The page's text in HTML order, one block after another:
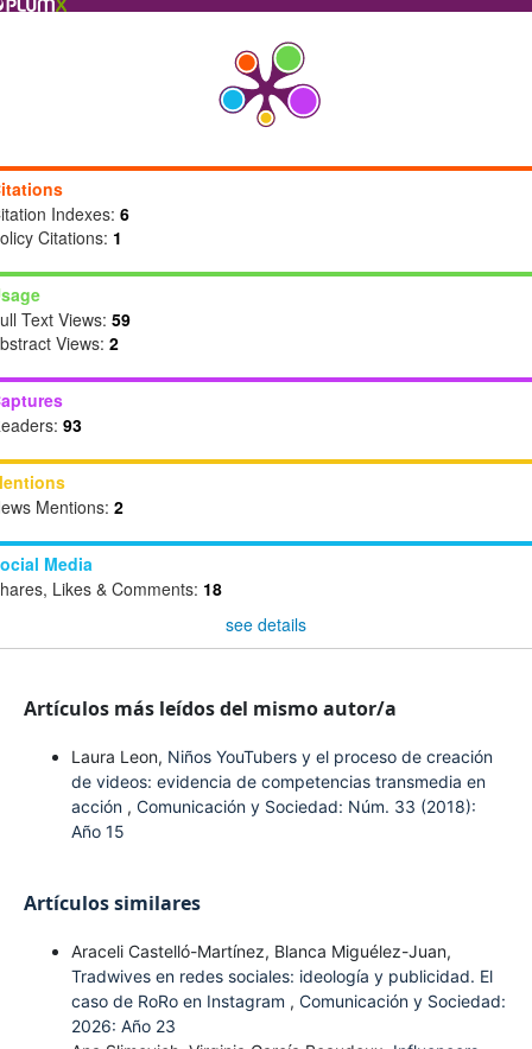
Indexes: 6
Citations: 1
Text Views: 59
Views: 2
93
Mentions: 2
Media
Likes & Comments: 18
see details
Artículos más leídos del mismo autor/a
Laura Leon, Niños YouTubers y el proceso de creación
de videos: evidencia de competencias transmedia en
acción , Comunicación y Sociedad: Núm. 33 (2018):
Año 15
Artículos similares
Araceli Castelló-Martínez, Blanca Miguélez-Juan,
Tradwives en redes sociales: ideología y publicidad. El
caso de RoRo en Instagram , Comunicación y Sociedad:
2026: Año 23